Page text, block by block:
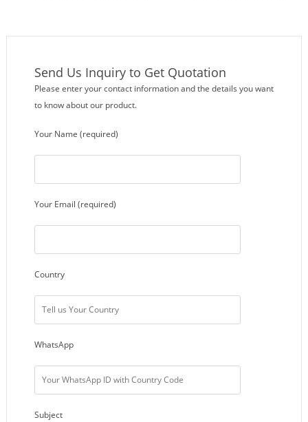
Send Us Inquiry to Get Quotation
Please enter your contact information and the details you want
to know about our product.
Your Name (required)
Your Email (required)
Country
WhatsApp
Subject